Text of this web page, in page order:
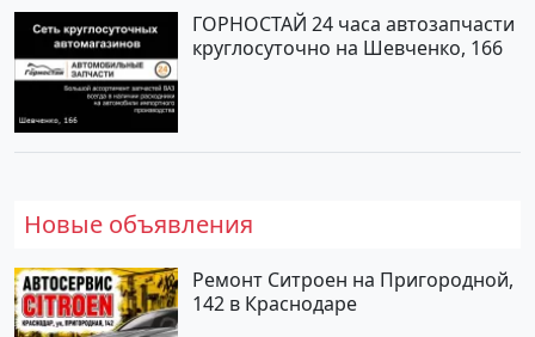
ГОРНОСТАЙ 24 часа автозапчасти
круглосуточно на Шевченко, 166
Новые объявления
Ремонт Ситроен на Пригородной,
142 в Краснодаре